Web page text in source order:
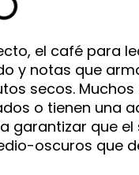
el café para
y notas que
secos. Muchos
o tienen una
garantizar que
oscuros que